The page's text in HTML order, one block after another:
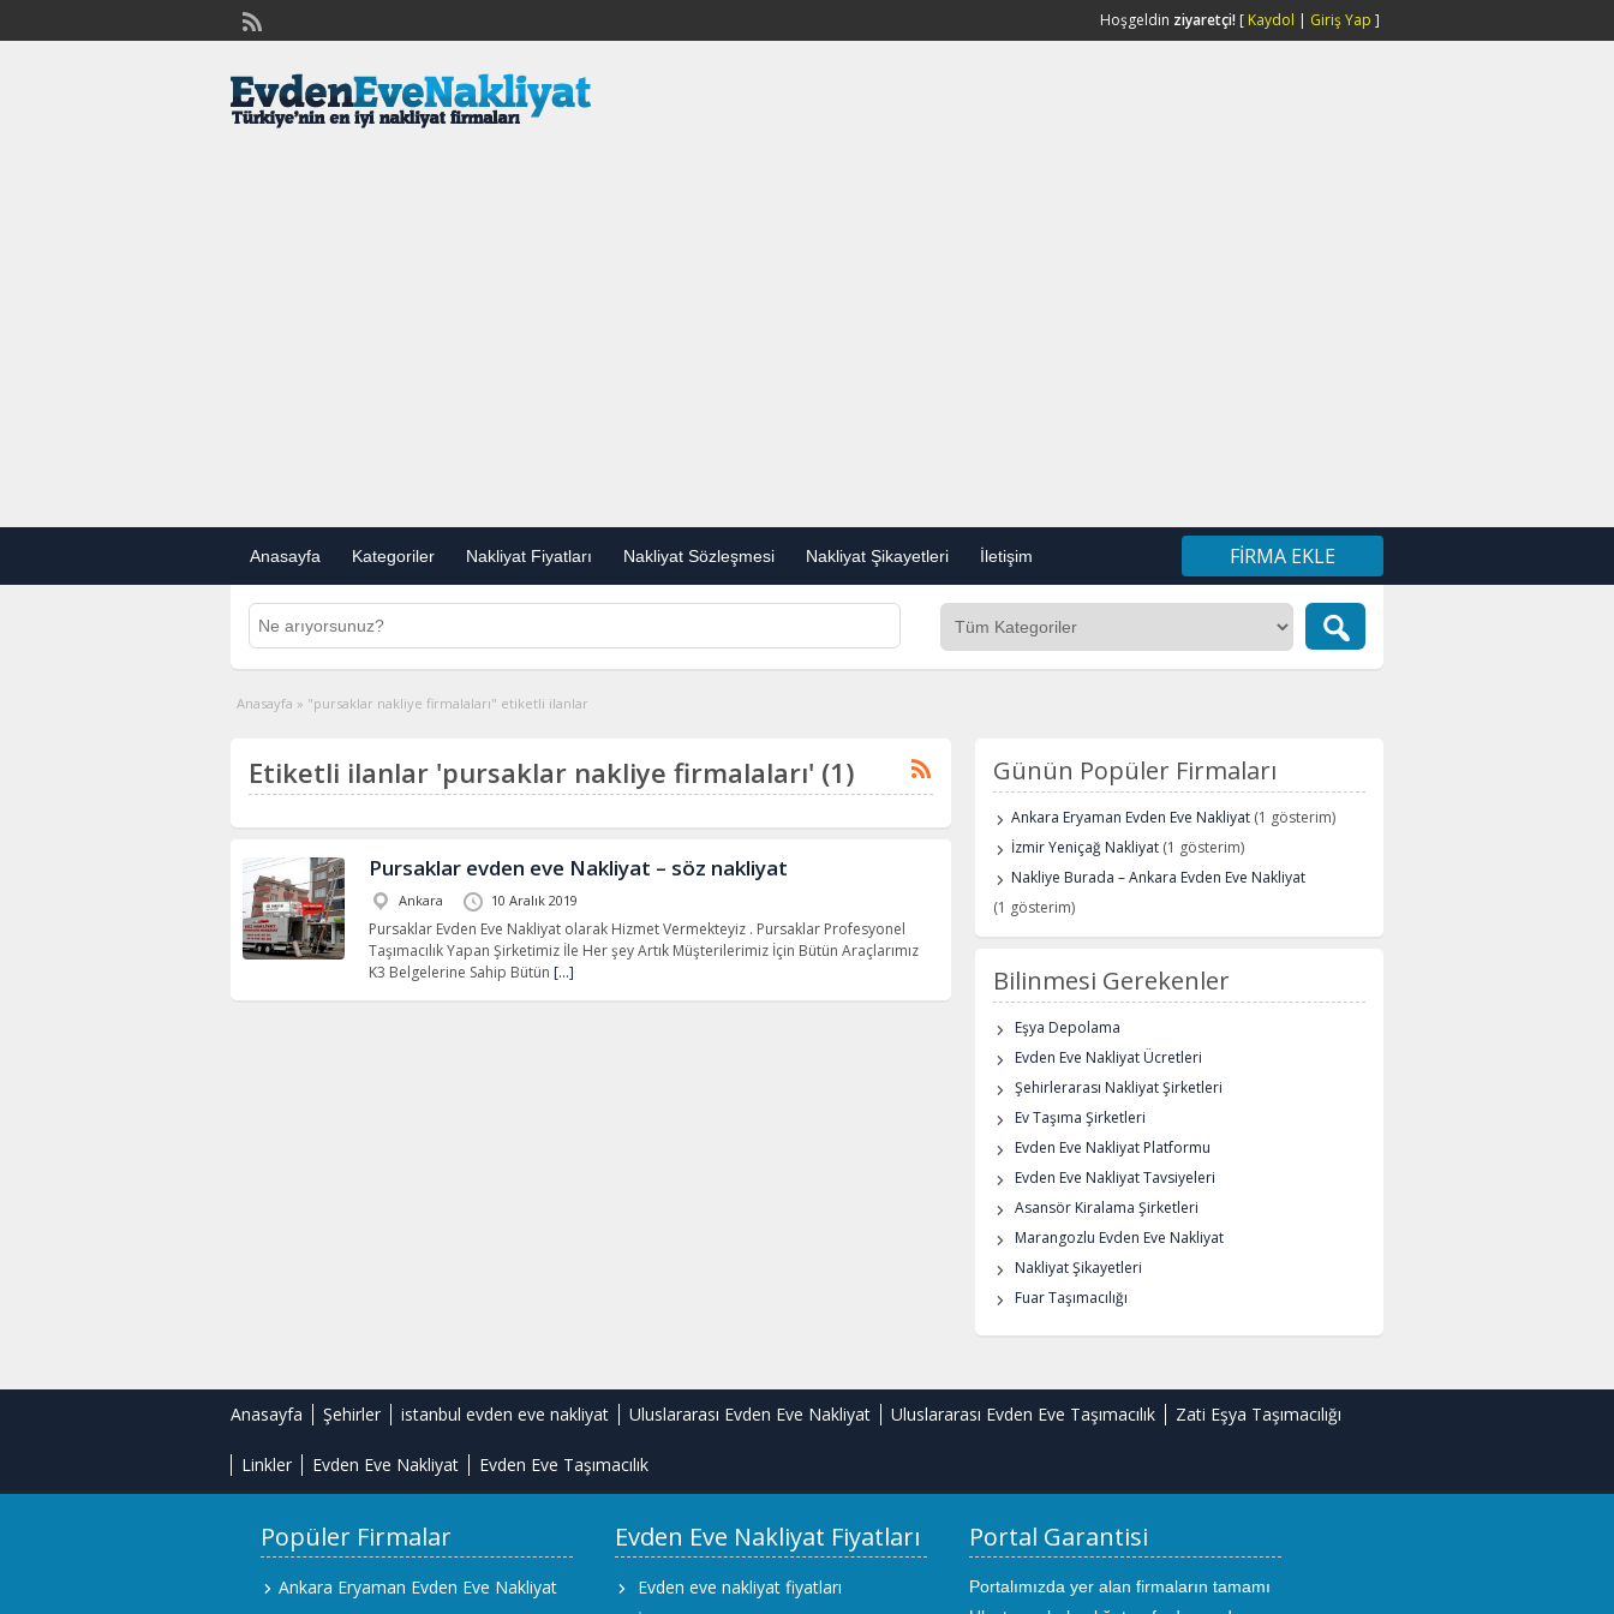
Hoşgeldin ziyaretçi! [ Kaydol | Giriş Yap ]
Anasayfa Kategoriler Nakliyat Fiyatları Nakliyat Sözleşmesi Nakliyat Şikayetleri İletişim FIRMA EKLE
Anasayfa » "pursaklar nakliye firmalaları" etiketli ilanlar
Etiketli ilanlar 'pursaklar nakliye firmalaları' (1)
Pursaklar evden eve Nakliyat – söz nakliyat
Ankara 10 Aralık 2019
Pursaklar Evden Eve Nakliyat olarak Hizmet Vermekteyiz . Pursaklar Profesyonel
Taşımacılık Yapan Şirketimiz İle Her şey Artık Müşterilerimiz İçin Bütün Araçlarımız
K3 Belgelerine Sahip Bütün […]
Günün Popüler Firmaları
Ankara Eryaman Evden Eve Nakliyat (1 gösterim)
İzmir Yeniçağ Nakliyat (1 gösterim)
Nakliye Burada – Ankara Evden Eve Nakliyat
(1 gösterim)
Bilinmesi Gerekenler
Eşya Depolama
Evden Eve Nakliyat Ücretleri
Şehirlerarası Nakliyat Şirketleri
Ev Taşıma Şirketleri
Evden Eve Nakliyat Platformu
Evden Eve Nakliyat Tavsiyeleri
Asansör Kiralama Şirketleri
Marangozlu Evden Eve Nakliyat
Nakliyat Şikayetleri
Fuar Taşımacılığı
Anasayfa Şehirler istanbul evden eve nakliyat Uluslararası Evden Eve Nakliyat Uluslararası Evden Eve Taşımacılık Zati Eşya Taşımacılığı
Linkler Evden Eve Nakliyat Evden Eve Taşımacılık
Popüler Firmalar
Ankara Eryaman Evden Eve Nakliyat
Evden Eve Nakliyat Fiyatları
Evden eve nakliyat fiyatları
Portal Garantisi
Portalımızda yer alan firmaların tamamı